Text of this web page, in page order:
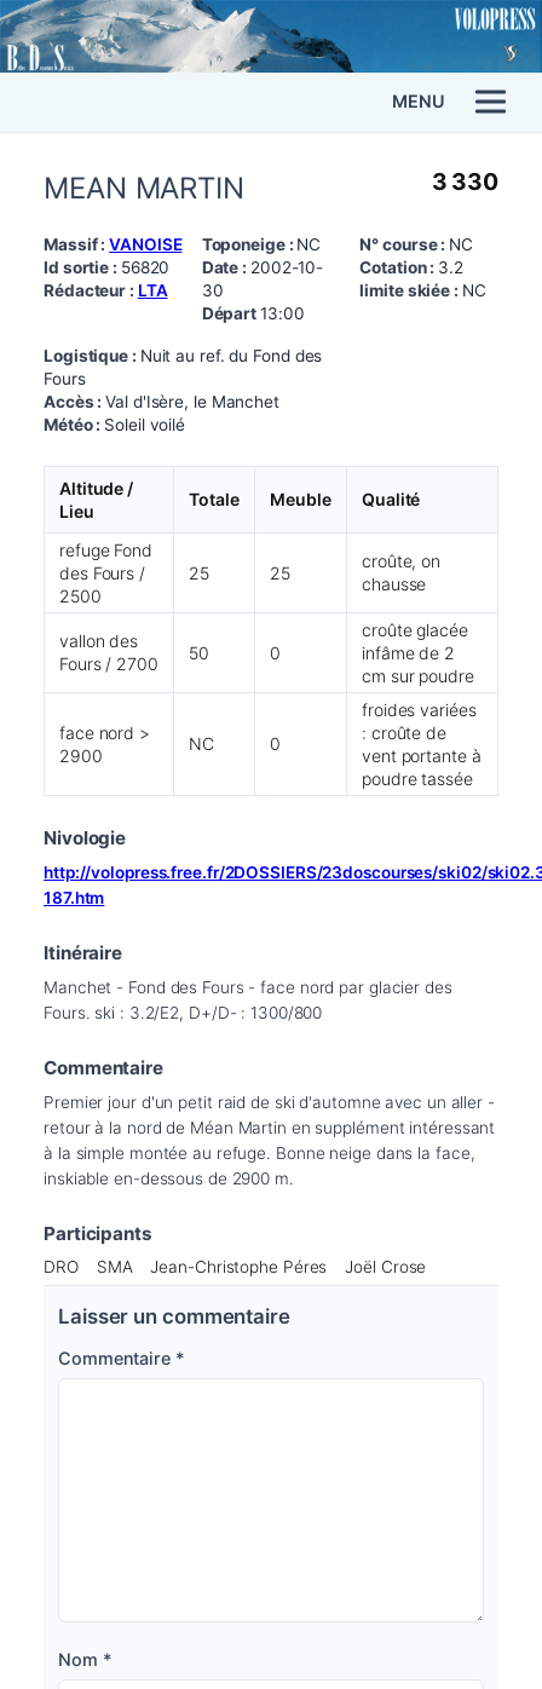
MENU
MEAN MARTIN 3 330
Massif :VANOISE
Id sortie : 56820
Rédacteur : LTA
Toponeige : NC
Date : 2002-10-
30
Départ13:00
N° course : NC
Cotation : 3.2
limite skiée : NC
Logistique : Nuit au ref. du Fond des
Fours
Accès :Val d'Isère, le Manchet
Météo : Soleil voilé
Altitude /
Lieu
Totale Meuble Qualité
refuge Fond
des Fours /
2500
25 25
croûte, on
chausse
vallon des
Fours / 2700
50 0
croûte glacée
infâme de 2
cm sur poudre
face nord >
2900
NC 0
froides variées
: croûte de
vent portante à
poudre tassée
Nivologie
http://volopress.free.fr/2DOSSIERS/23doscourses/ski02/
187.htm
Itinéraire
Manchet - Fond des Fours - face nord par glacier des
Fours. ski : 3.2/E2, D+/D- : 1300/800
Commentaire
Premier jour d'un petit raid de ski d'automne avec un aller -
retour à la nord de Méan Martin en supplément intéressant
à la simple montée au refuge. Bonne neige dans la face,
inskiable en-dessous de 2900 m.
Participants
DRO SMA Jean-Christophe Péres Joël Crose
Laisser un commentaire
Commentaire *
Nom *